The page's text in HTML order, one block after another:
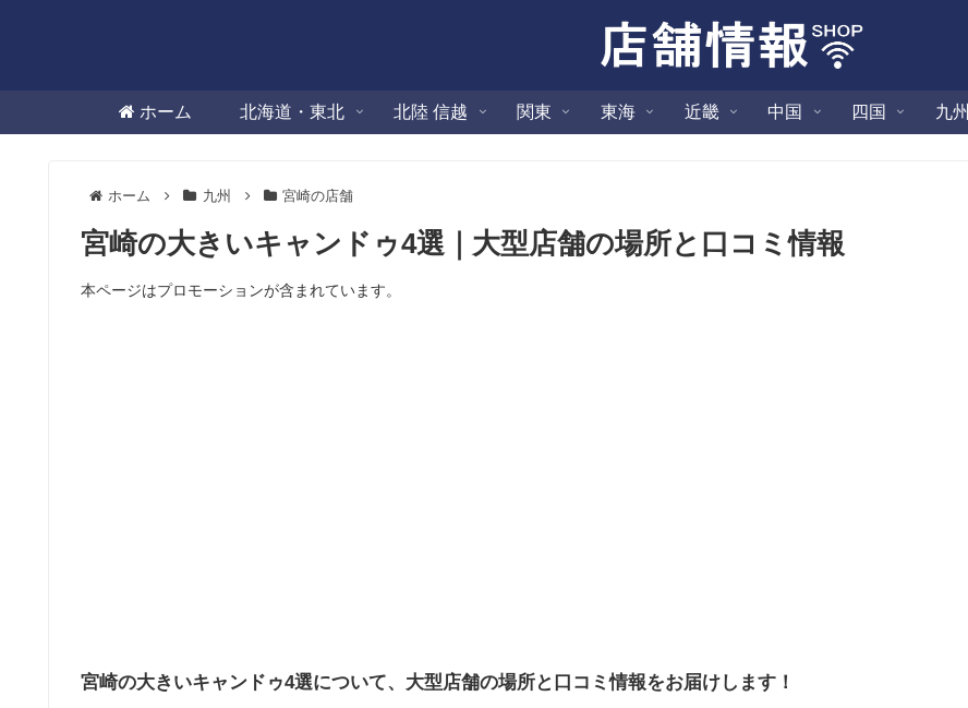
ホーム 北海道・東北 北陸 信越 関東 東海 近畿 中国 四国 九州
ホーム 九州 宮崎の店舗
宮崎の大きいキャンドゥ4選｜大型店舗の場所と口コミ情報
本ページはプロモーションが含まれています。
宮崎の大きいキャンドゥ4選について、大型店舗の場所と口コミ情報をお届けします！